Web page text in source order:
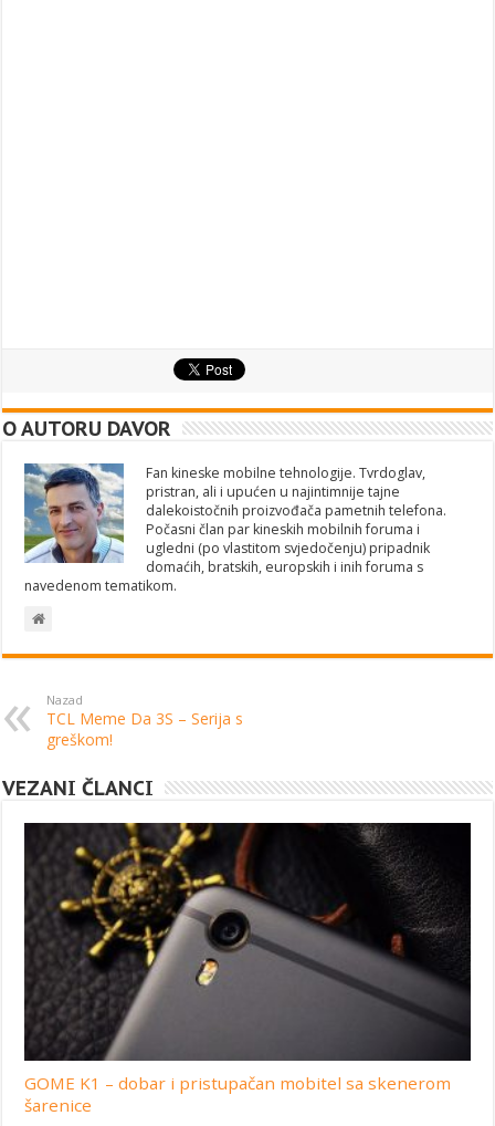
O AUTORU DAVOR
Fan kineske mobilne tehnologije. Tvrdoglav,
pristran, ali i upućen u najintimnije tajne
dalekoistočnih proizvođača pametnih telefona.
Počasni član par kineskih mobilnih foruma i
ugledni (po vlastitom svjedočenju) pripadnik
domaćih, bratskih, europskih i inih foruma s
navedenom tematikom.
Nazad
TCL Meme Da 3S – Serija s
greškom!
VEZANI ČLANCI
GOME K1 – dobar i pristupačan mobitel sa skenerom
šarenice